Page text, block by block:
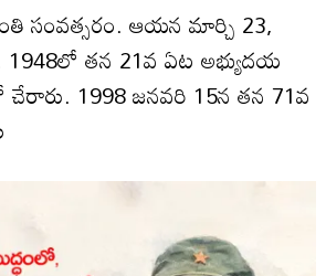
సంవత్సరం. ఆయ‌న మార్చి 23,
1948లో తన 21వ ఏట అభ్యుదయ
1998 జనవరి 15న తన 71వ